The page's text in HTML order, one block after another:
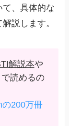
、具体的な
説します。
解説本や
読めるの
の200万冊